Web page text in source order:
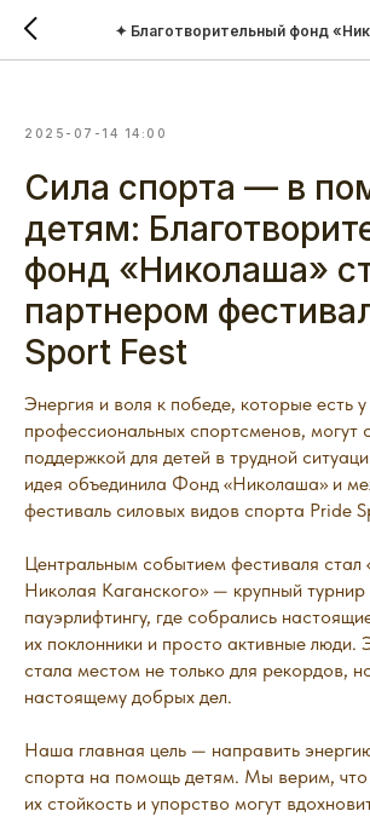
✦ Благотворительный фонд
2025-07-14 14:00
Сила спорта — в
детям:
фонд «Николаша»
партнером
Sport Fest
Энергия и воля к победе, которые есть у
профессиональных спортсменов, могут
поддержкой для детей в трудной
идея объединила Фонд «Николаша» и
фестиваль силовых видов спорта Pride
Центральным событием фестиваля стал
Николая Каганского» — крупный турнир
пауэрлифтингу, где собрались
их поклонники и просто активные люди.
стала местом не только для рекордов,
настоящему добрых дел.
Наша главная цель — направить
спорта на помощь детям. Мы верим, что
их стойкость и упорство могут